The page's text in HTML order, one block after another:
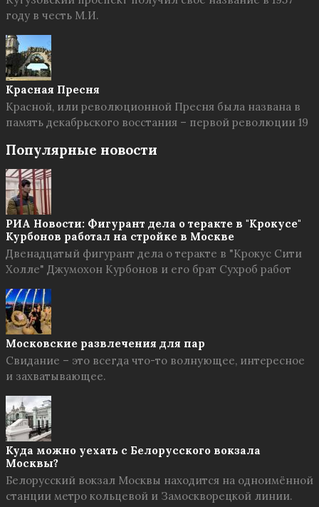
году в честь М.И.
Красная Пресня
Красной, или революционной Пресня была названа в
память декабрьского восстания – первой революции 19
Популярные новости
РИА Новости: Фигурант дела о теракте в "Крокусе"
Курбонов работал на стройке в Москве
Двенадцатый фигурант дела о теракте в "Крокус Сити
Холле" Джумохон Курбонов и его брат Сухроб работ
Московские развлечения для пар
Свидание – это всегда что-то волнующее, интересное
и захватывающее.
Куда можно уехать с Белорусского вокзала
Москвы?
Белорусский вокзал Москвы находится на одноимённой
станции метро кольцевой и Замоскворецкой линии.